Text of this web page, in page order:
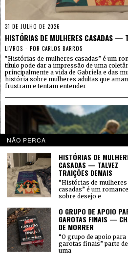
31 DE JULHO DE 2026
HISTÓRIAS DE MULHERES CASADAS —
LIVROS POR CARLOS BARROS
“Histórias de mulheres casadas” é um
título pode dar a impressão de uma
principalmente a vida de Gabriela e das
história sobre mulheres adultas que
frustram e tentam entender
NÃO PERCA
HISTÓRIAS DE
CASADAS — TALVEZ
TRAIÇÕES DEMAIS
“Histórias de mulheres
casadas” é um romance
sobre desejo e
O GRUPO DE APOIO
GAROTAS FINAIS —
DE MORRER
“O grupo de apoio para
garotas finais” parte de
uma